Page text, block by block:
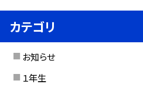
カテゴリ
お知らせ
１年生